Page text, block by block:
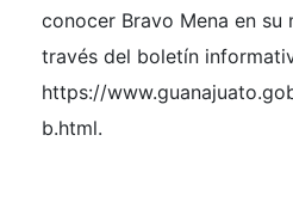
conocer Bravo Mena en su
través del boletín
https://
b.html.